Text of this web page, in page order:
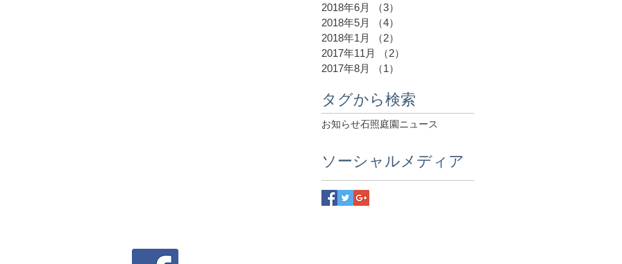
2018年6月
（3）
2018年5月
（4）
2018年1月
（2）
2017年11月
（2）
2017年8月
（1）
タグから検索
お知らせ石照庭園ニュース
ソーシャルメディア